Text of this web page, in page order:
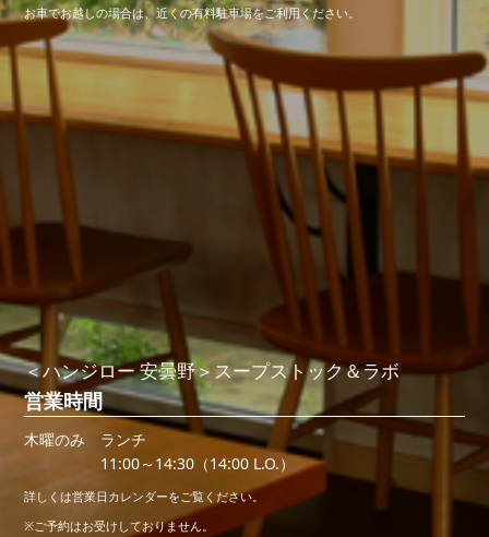
お車でお越しの場合は、近くの有料駐車場をご利用ください。
＜ハンジロー 安曇野＞スープストック＆ラボ
営業時間
木曜のみ
ランチ
11:00～14:30（14:00 L.O.）
詳しくは営業日カレンダーをご覧ください。
※ご予約はお受けしておりません。